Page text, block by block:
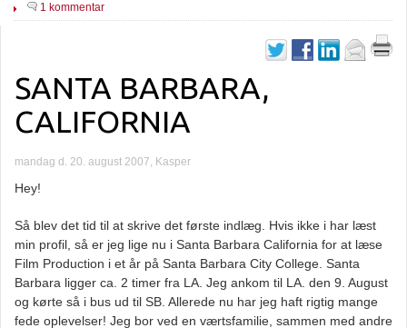
1 kommentar
SANTA BARBARA,
CALIFORNIA
mandag d. 20. august 2007, Kasper
Hey!
Så blev det tid til at skrive det første indlæg. Hvis ikke i har læst
min profil, så er jeg lige nu i Santa Barbara California for at læse
Film Production i et år på Santa Barbara City College. Santa
Barbara ligger ca. 2 timer fra LA. Jeg ankom til LA. den 9. August
og kørte så i bus ud til SB. Allerede nu har jeg haft rigtig mange
fede oplevelser! Jeg bor ved en værtsfamilie, sammen med andre